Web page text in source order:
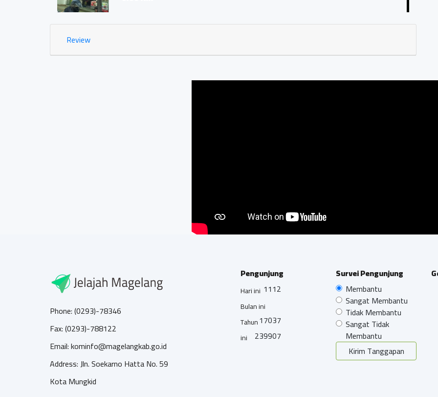
Review
Phone: (0293)-78346
Fax: (0293)-788122
Email: kominfo@magelangkab.go.id
Address: Jln. Soekarno Hatta No. 59
Kota Mungkid
Pengunjung
Hari ini 1112
Bulan ini
17037
Tahun
ini
239907
Survei Pengunjung
Membantu
Sangat Membantu
Tidak Membantu
Sangat Tidak
Membantu
Kirim Tanggapan